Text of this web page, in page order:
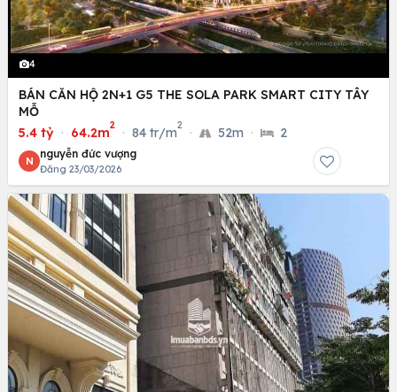
4
BÁN CĂN HỘ 2N+1 G5 THE SOLA PARK SMART CITY TÂY
MỖ
5.4 tỷ · 64.2m
2
· 84 tr/m
2
· 52m · 2
N
nguyễn đức vượng
Đăng 23/03/2026